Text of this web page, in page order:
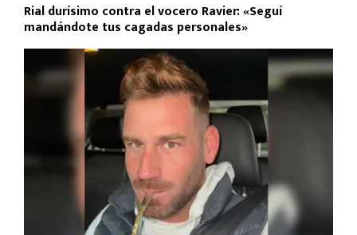
Rial durísimo contra el vocero Ravier: «Seguí
mandándote tus cagadas personales»